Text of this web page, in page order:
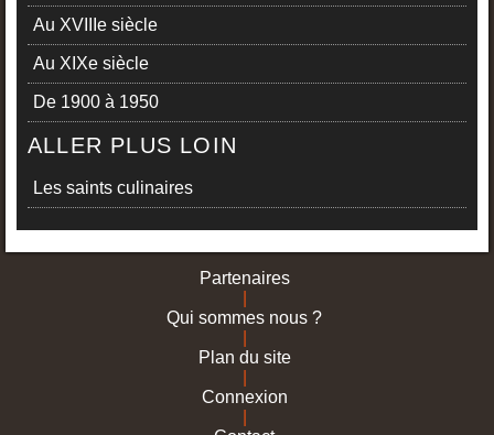
Au XVIIIe siècle
Au XIXe siècle
De 1900 à 1950
ALLER PLUS LOIN
Les saints culinaires
Partenaires
Qui sommes nous ?
Plan du site
Connexion